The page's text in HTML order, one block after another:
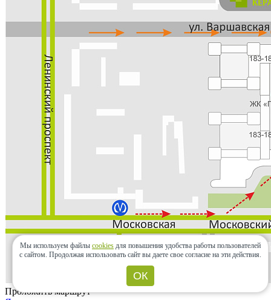
Проложить маршрут
Мы используем файлы cookies для повышения удобства работы пользователей
с сайтом. Продолжая использовать сайт вы даете свое согласие на эти действия.
ОК